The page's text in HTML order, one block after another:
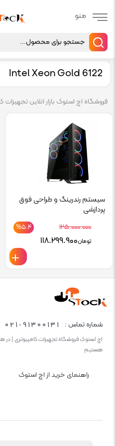
Intel Xeon Gold 6122
فروشگاه اچ استوک بازار انلاین تجهیزات
سیستم رندرینگ و طراحی فوق
پردازشی
۱۲۵.۰۰۰.۰۰۰
Original
price
تومان۱۱۸.۲۹۹.۹۰۰Current
price
%۵.۴
شماره تماس : 021-91300131
اچ استوک فروشگاه تجهیزات کامپیوتری | در
هستیم
راهنمای خرید از اچ استوک